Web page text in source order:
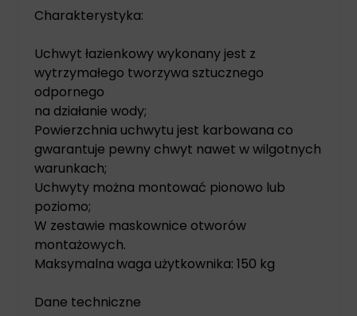
Charakterystyka:
Uchwyt łazienkowy wykonany jest z
wytrzymałego tworzywa sztucznego
odpornego
na działanie wody;
Powierzchnia uchwytu jest karbowana co
gwarantuje pewny chwyt nawet w wilgotnych
warunkach;
Uchwyty można montować pionowo lub
poziomo;
W zestawie maskownice otworów
montażowych.
Maksymalna waga użytkownika: 150 kg
Dane techniczne